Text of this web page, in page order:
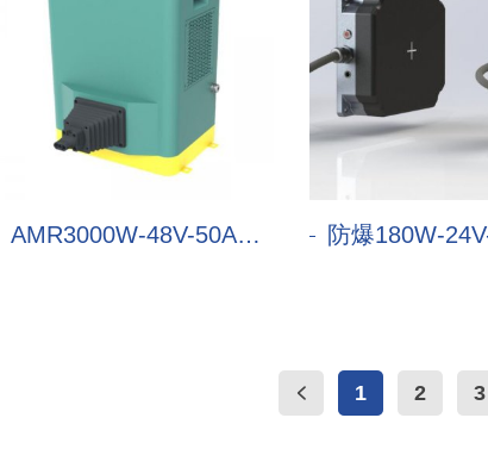
AMR3000W-48V-50A充电机 防爆180W-24V-6A无
1 2 3